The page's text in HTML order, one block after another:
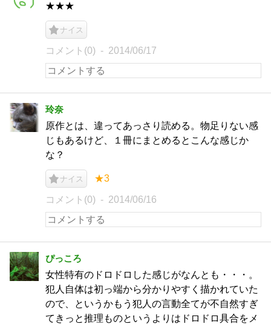
★★★
ナイス
コメント(0) 2014/06/17
玲奈
原作とは、違ってあっさり読める。物足りない感
じもあるけど、１冊にまとめるとこんな感じか
な？
ナイス ★3
コメント(0) 2014/06/16
ぴっころ
女性特有のドロドロした感じがなんとも・・・。
犯人自体は初っ端から分かりやすく描かれていた
ので、というかもう犯人の言動全てが不自然すぎ
てきっと推理ものというよりはドロドロ具合をメ